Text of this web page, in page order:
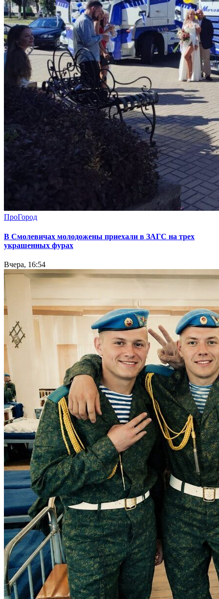
ПроГород
В Смолевичах молодожены приехали в ЗАГС на трех
украшенных фурах
Вчера, 16:54